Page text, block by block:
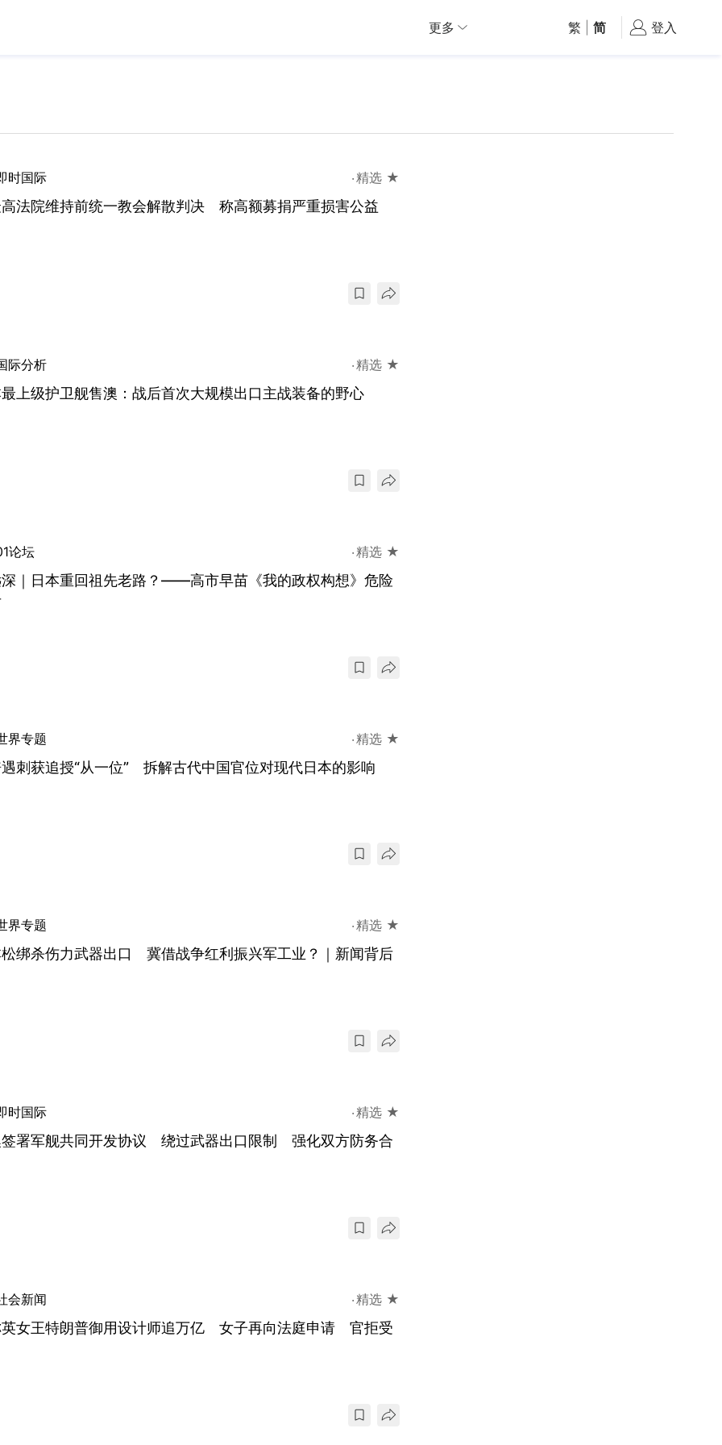
更多 繁 简 登入
时国际 精选 ★
法院维持前统一教会解散判决 称高额募捐严重损害公益
际分析 精选 ★
上级护卫舰售澳：战后首次大规模出口主战装备的野心
论坛 精选 ★
｜日本重回祖先老路？——高市早苗《我的政权构想》危险
界专题 精选 ★
刺获追授“从一位” 拆解古代中国官位对现代日本的影响
界专题 精选 ★
绑杀伤力武器出口 冀借战争红利振兴军工业？｜新闻背后
时国际 精选 ★
署军舰共同开发协议 绕过武器出口限制 强化双方防务合
会新闻 精选 ★
女王特朗普御用设计师追万亿 女子再向法庭申请 官拒受